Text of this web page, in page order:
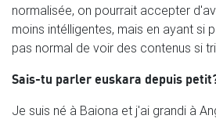
normalisée, on pourrait accepter
moins intélligentes, mais en ayant si
pas normal de voir des contenus si
Sais-tu parler euskara depuis
Je suis né à Baiona et j'ai grandi à